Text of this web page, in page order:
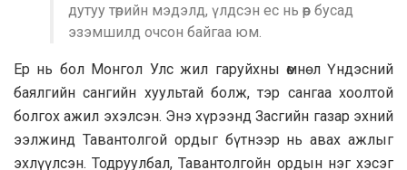
дутуу төрийн мэдэлд, үлдсэн ес нь өөр бусад
эзэмшилд очсон байгаа юм.
Ер нь бол Монгол Улс жил гаруйхны өмнө л Үндэсний
баялгийн сангийн хуультай болж, тэр сангаа хоолтой
болгох ажил эхэлсэн. Энэ хүрээнд Засгийн газар эхний
ээлжинд Тавантолгой ордыг бүтнээр нь авах ажлыг
эхлүүлсэн. Тодруулбал, Тавантолгойн ордын нэг хэсэг